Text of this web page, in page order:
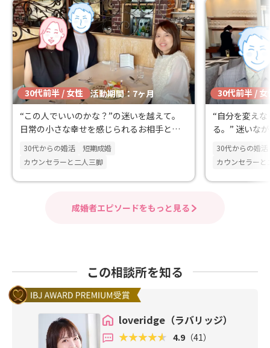
30代前半 / 女性 活動期間：7ヶ月
“この人でいいのかな？”の迷いを越えて。
日常の小さな幸せを感じられるお相手と出
会えました✨
30代からの婚活
短期成婚
カウンセラーと二人三脚
30代前半 / 女
“自分を変え
る。” 迷いな
のまま出会え
30代からの婚活
カウンセラーと
成婚者エピソードをもっと見る
この相談所を知る
loveridge（ラバリッジ）
4.9（41）